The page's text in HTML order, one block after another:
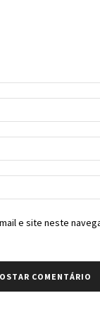
e site neste